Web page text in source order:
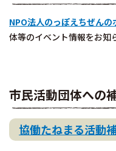
NPO法人のっぽえちぜんの
体等のイベント情報をお知
市民活動団体への
協働たねまる活動